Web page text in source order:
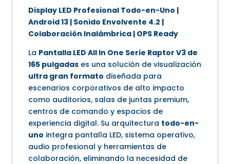
Display LED Profesional Todo-en-Uno |
Android 13 | Sonido Envolvente 4.2 |
Colaboración Inalámbrica | OPS Ready
La Pantalla LED All In One Serie Raptor V3 de
165 pulgadas es una solución de visualización
ultra gran formato diseñada para
escenarios corporativos de alto impacto
como auditorios, salas de juntas premium,
centros de comando y espacios de
experiencia digital. Su arquitectura todo-en-
uno integra pantalla LED, sistema operativo,
audio profesional y herramientas de
colaboración, eliminando la necesidad de